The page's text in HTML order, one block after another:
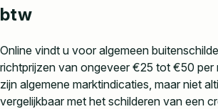
btw
Online vindt u voor algemeen
richtprijzen van ongeveer €25 tot €50 per
zijn algemene marktindicaties, maar niet
vergelijkbaar met het schilderen van een